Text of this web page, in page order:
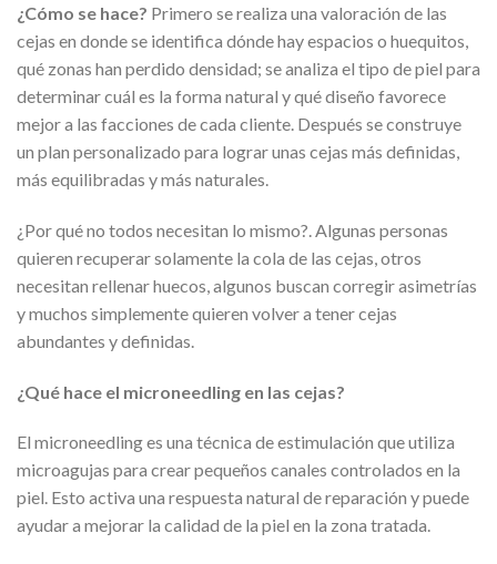
¿Cómo se hace? Primero se realiza una valoración de las
cejas en donde se identifica dónde hay espacios o huequitos,
qué zonas han perdido densidad; se analiza el tipo de piel para
determinar cuál es la forma natural y qué diseño favorece
mejor a las facciones de cada cliente. Después se construye
un plan personalizado para lograr unas cejas más definidas,
más equilibradas y más naturales.
¿Por qué no todos necesitan lo mismo?. Algunas personas
quieren recuperar solamente la cola de las cejas, otros
necesitan rellenar huecos, algunos buscan corregir asimetrías
y muchos simplemente quieren volver a tener cejas
abundantes y definidas.
¿Qué hace el microneedling en las cejas?
El microneedling es una técnica de estimulación que utiliza
microagujas para crear pequeños canales controlados en la
piel. Esto activa una respuesta natural de reparación y puede
ayudar a mejorar la calidad de la piel en la zona tratada.